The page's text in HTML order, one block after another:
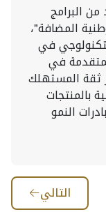
البرامج
المضافة"،
التكنولوجي في
في
ثقة المستهلك
بالمنتجات
النمو
التالي